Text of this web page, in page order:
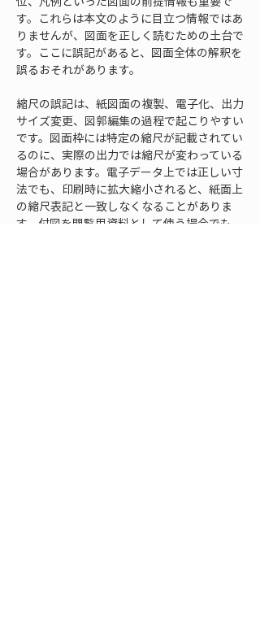
す。これらは本文のように目立つ情報ではあ
りませんが、図面を正しく読むための土台で
す。ここに誤記があると、図面全体の解釈を
誤るおそれがあります。
縮尺の誤記は、紙図面の複製、電子化、出力
サイズ変更、図郭編集の過程で起こりやすい
です。図面枠には特定の縮尺が記載されてい
るのに、実際の出力では縮尺が変わっている
場合があります。電子データ上では正しい寸
法でも、印刷時に拡大縮小されると、紙面上
の縮尺表記と一致しなくなることがありま
す。付図を閲覧用資料として使う場合でも、